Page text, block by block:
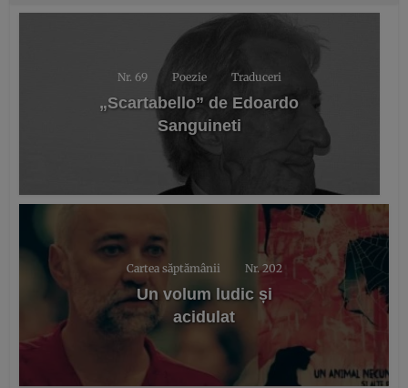
Nr. 69 Poezie Traduceri
„Scartabello” de Edoardo
Sanguineti
Cartea săptămânii Nr. 202
Un volum ludic și
acidulat